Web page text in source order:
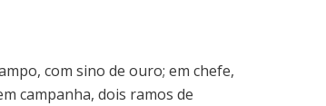
com sino de ouro; em chefe,
campanha, dois ramos de